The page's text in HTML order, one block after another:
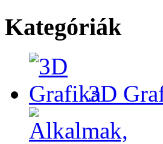
Kategóriák
3D